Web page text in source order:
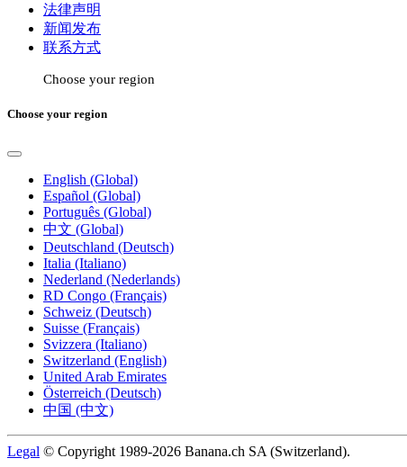
法律声明
新闻发布
联系方式
Choose your region
Choose your region
English (Global)
Español (Global)
Português (Global)
中文 (Global)
Deutschland (Deutsch)
Italia (Italiano)
Nederland (Nederlands)
RD Congo (Français)
Schweiz (Deutsch)
Suisse (Français)
Svizzera (Italiano)
Switzerland (English)
United Arab Emirates
Österreich (Deutsch)
中国 (中文)
Legal © Copyright 1989-2026 Banana.ch SA (Switzerland).